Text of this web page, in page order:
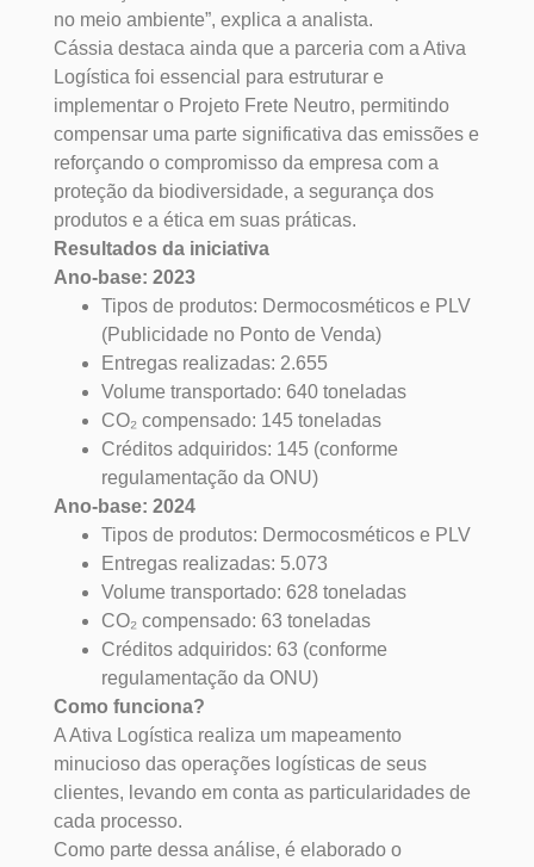
no meio ambiente”, explica a analista.
Cássia destaca ainda que a parceria com a Ativa
Logística foi essencial para estruturar e
implementar o Projeto Frete Neutro, permitindo
compensar uma parte significativa das emissões e
reforçando o compromisso da empresa com a
proteção da biodiversidade, a segurança dos
produtos e a ética em suas práticas.
Resultados da iniciativa
Ano-base: 2023
Tipos de produtos: Dermocosméticos e PLV
(Publicidade no Ponto de Venda)
Entregas realizadas: 2.655
Volume transportado: 640 toneladas
CO₂ compensado: 145 toneladas
Créditos adquiridos: 145 (conforme
regulamentação da ONU)
Ano-base: 2024
Tipos de produtos: Dermocosméticos e PLV
Entregas realizadas: 5.073
Volume transportado: 628 toneladas
CO₂ compensado: 63 toneladas
Créditos adquiridos: 63 (conforme
regulamentação da ONU)
Como funciona?
A Ativa Logística realiza um mapeamento
minucioso das operações logísticas de seus
clientes, levando em conta as particularidades de
cada processo.
Como parte dessa análise, é elaborado o